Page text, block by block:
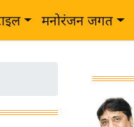
मनोरंजन जगत